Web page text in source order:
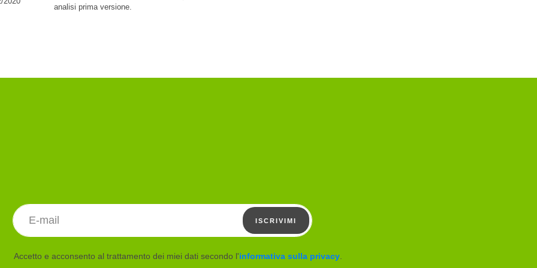
analisi prima versione.
ISCRIVIMI
Accetto e acconsento al trattamento dei miei dati secondo l'informativa sulla privacy.